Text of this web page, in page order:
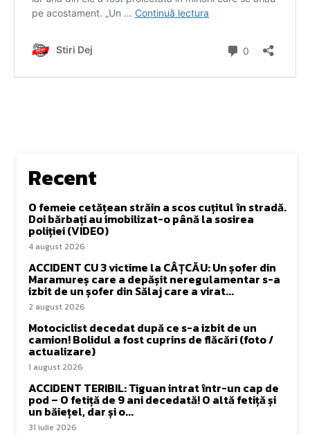
Recent
O femeie cetățean străin a scos cuțitul în stradă.
Doi bărbați au imobilizat-o până la sosirea
poliției (VIDEO)
4 august 2026
ACCIDENT CU 3 victime la CÂȚCĂU: Un șofer din
Maramureș care a depășit neregulamentar s-a
izbit de un șofer din Sălaj care a virat...
2 august 2026
Motociclist decedat după ce s-a izbit de un
camion! Bolidul a fost cuprins de flăcări (foto /
actualizare)
1 august 2026
ACCIDENT TERIBIL: Tiguan intrat într-un cap de
pod – O fetiță de 9 ani decedată! O altă fetiță și
un băiețel, dar și o...
31 iulie 2026